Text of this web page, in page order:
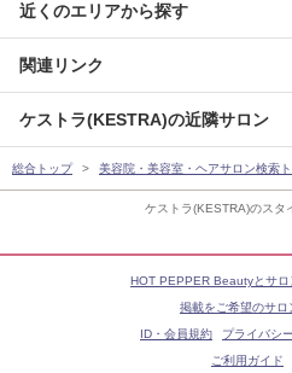
ケストラ(KESTRA)のスタ
近くのエリアから探す
関連リンク
ケストラ(KESTRA)の近隣サロン
総合トップ 美容院・美容室・ヘアサロン検索
HOT PEPPER Beautyとサロ
掲載をご希望のサロ
ID・会員規約
プライバシ
ご利用ガイド